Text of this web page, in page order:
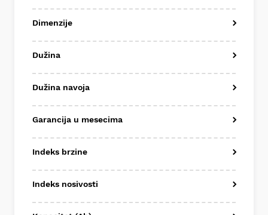
Dimenzije
Dužina
Dužina navoja
Garancija u mesecima
Indeks brzine
Indeks nosivosti